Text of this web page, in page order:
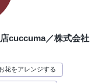
cuccuma／株式会社
花をアレンジする